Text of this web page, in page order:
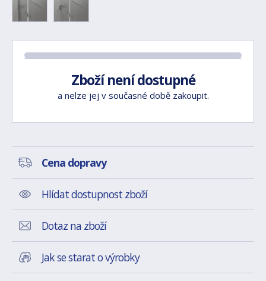
Zboží není dostupné
a nelze jej v současné době zakoupit.
Cena dopravy
Hlídat dostupnost zboží
Dotaz na zboží
Jak se starat o výrobky